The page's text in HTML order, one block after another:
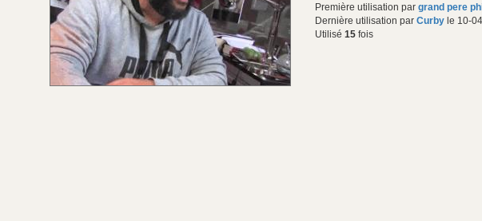
Première utilisation par grand pere
Dernière utilisation par Curby le 10-
Utilisé 15 fois